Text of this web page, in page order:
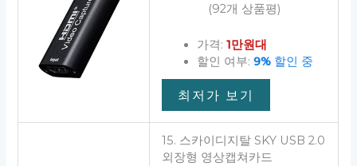
(92개 상품평)
가격: 1만원대
할인 여부: 9%할인 중
최저가 보기
15. 스카이디지탈 SKY USB 2.0
외장형 영상캡쳐카드